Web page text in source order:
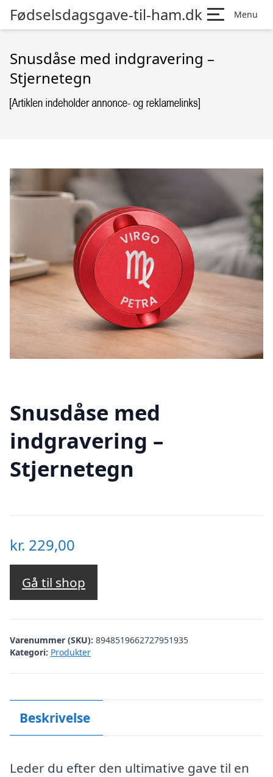
Fødselsdagsgave-til-ham.dk Menu
Snusdåse med indgravering –
Stjernetegn
Snusdåse med
indgravering –
Stjernetegn
kr. 229,00
Gå til shop
Varenummer (SKU): 8948519662727951935
Kategori: Produkter
Beskrivelse
Leder du efter den ultimative gave til en